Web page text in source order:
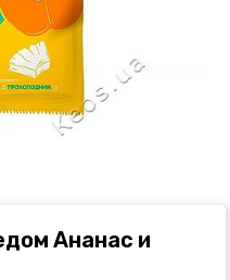
Ананас и